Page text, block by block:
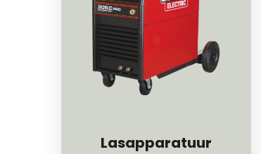
Lasapparatuur